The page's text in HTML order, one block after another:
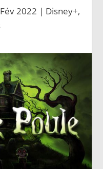
2022 | Disney+,